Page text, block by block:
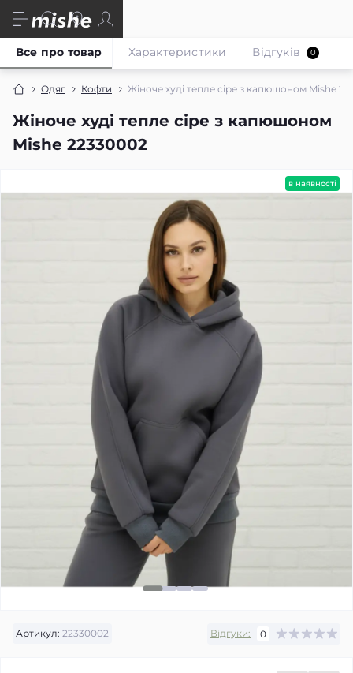
Одяг Кофти Жіноче худі тепле сіре з капюшоном Mishe
Жіноче худі тепле сіре з капюшоном
Mishe 22330002
Все про товар Характеристики Відгуків 0
в наявності
Артикул: 22330002 Відгуки: 0